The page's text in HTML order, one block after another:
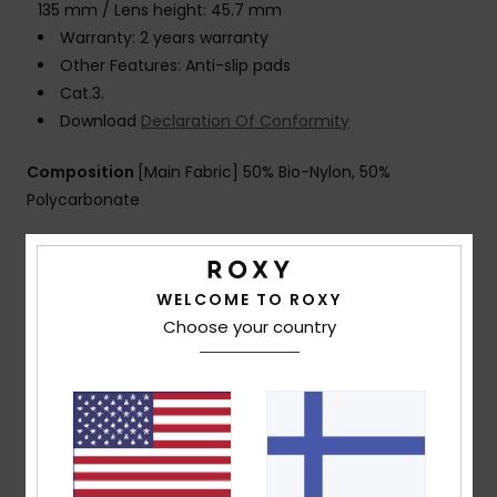
135 mm / Lens height: 45.7 mm
Warranty: 2 years warranty
Other Features: Anti-slip pads
Cat.3.
Download Declaration Of Conformity
Composition [Main Fabric] 50% Bio-Nylon, 50%
Polycarbonate
Shipping & Returns
Average Score
WELCOME TO ROXY
Choose your country